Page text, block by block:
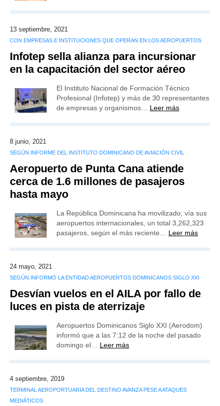
13 septiembre, 2021
CON EMPRESAS E INSTITUCIONES QUE OPERAN EN LOS AEROPUERTOS
Infotep sella alianza para incursionar
en la capacitación del sector aéreo
El Instituto Nacional de Formación Técnico
Profesional (Infotep) y más de 30 representantes
de empresas y organismos… Leer más
8 junio, 2021
SEGÚN INFORME DEL INSTITUTO DOMINICANO DE AVIACIÓN CIVIL
Aeropuerto de Punta Cana atiende
cerca de 1.6 millones de pasajeros
hasta mayo
La República Dominicana ha movilizado, vía sus
aeropuertos internacionales, un total 3,262,323
pasajeros, según el más reciente… Leer más
24 mayo, 2021
SEGÚN INFORMÓ LA ENTIDAD AEROPUERTOS DOMINICANOS SIGLO XXI
Desvían vuelos en el AILA por fallo de
luces en pista de aterrizaje
Aeropuertos Dominicanos Siglo XXI (Aerodom)
informó que a las 7:12 de la noche del pasado
domingo el… Leer más
4 septiembre, 2019
TERMINAL AEROPORTUARIA DEL DESTINO AVANZA PESE A ATAQUES
MEDIÁTICOS